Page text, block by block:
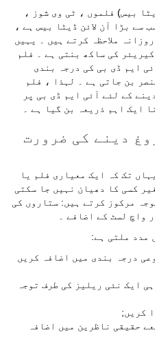
بیس) فلموں ، ٹی وی شوز ،
سے بڑا آن لائن ڈیٹا بیس ہے ،
ملاحظہ کرتے ہیں ۔ یہیں
کی ساکھ بنتی ہے ۔ فلم
ایم ڈی بی کی درجہ بندی
بن جاتی ہے ۔ لہذا ، فلم
کے لئے آئی ایم ڈی بی پر
ایک اہم ذریعہ بن گیا ہے ۔
دینے کی ضرورت
تک کہ ایک معیاری فلم یا
کسی کا دھیان نہیں جا سکتی
مرکوز کرتے ہیں: ستاروں کی
واچ لسٹ کے اضافے ۔
مدد ملتی ہے:
درجہ بندی میں اضافہ کریں
ایک نئی ریلیز کی طرف توجہ
کریں;
حقیقی ناظرین میں اضافہ